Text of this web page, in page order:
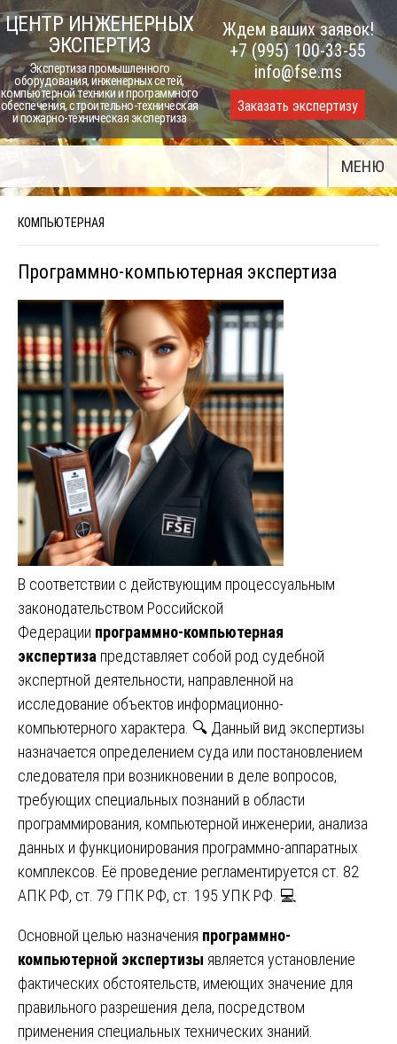
Skip
to
content
ЦЕНТР ИНЖЕНЕРНЫХ
ЭКСПЕРТИЗ
Экспертиза промышленного
оборудования, инженерных сетей,
компьютерной техники и программного
обеспечения, строительно-техническая
и пожарно-техническая экспертиза
Ждем ваших заявок!
+7 (995) 100-33-55
info@fse.ms
Заказать экспертизу
МЕНЮ
КОМПЬЮТЕРНАЯ
Программно-компьютерная экспертиза
В соответствии с действующим процессуальным
законодательством Российской
Федерации программно-компьютерная
экспертиза представляет собой род судебной
экспертной деятельности, направленной на
исследование объектов информационно-
компьютерного характера. 🔍 Данный вид экспертизы
назначается определением суда или постановлением
следователя при возникновении в деле вопросов,
требующих специальных познаний в области
программирования, компьютерной инженерии, анализа
данных и функционирования программно-аппаратных
комплексов. Её проведение регламентируется ст. 82
АПК РФ, ст. 79 ГПК РФ, ст. 195 УПК РФ. 💻
Основной целью назначения программно-
компьютерной экспертизы является установление
фактических обстоятельств, имеющих значение для
правильного разрешения дела, посредством
применения специальных технических знаний.